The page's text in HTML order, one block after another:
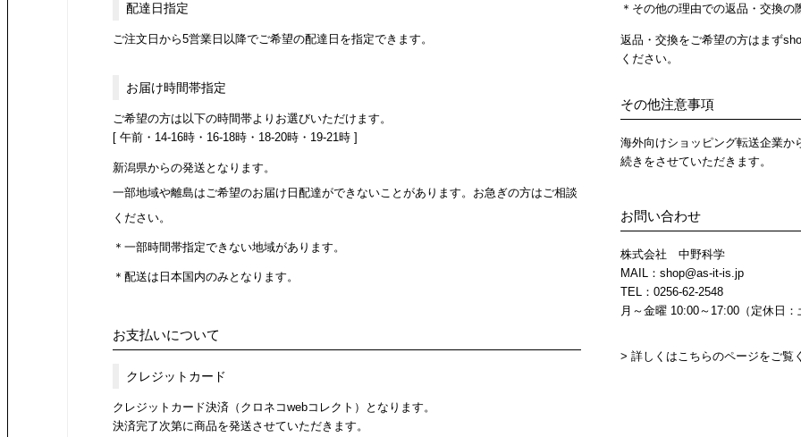
配達日指定
ご注文日から5営業日以降でご希望の配達日を指定できます。
お届け時間帯指定
ご希望の方は以下の時間帯よりお選びいただけます。
[ 午前・14-16時・16-18時・18-20時・19-21時 ]
新潟県からの発送となります。
一部地域や離島はご希望のお届け日配達ができないことがあります。お急ぎの方はご相談
ください。
＊一部時間帯指定できない地域があります。
＊配送は日本国内のみとなります。
お支払いについて
クレジットカード
クレジットカード決済（クロネコwebコレクト）となります。
決済完了次第に商品を発送させていただきます。
＊その他の理由での返品・交換
返品・交換をご希望の方はまず
ください。
その他注意事項
海外向けショッピング転送企業か
続きをさせていただきます。
お問い合わせ
株式会社 中野科学
MAIL： shop@as-it-is.jp
TEL：0256-62-2548
月～金曜 10:00～17:00（定休日
> 詳しくはこちらのページをご覧